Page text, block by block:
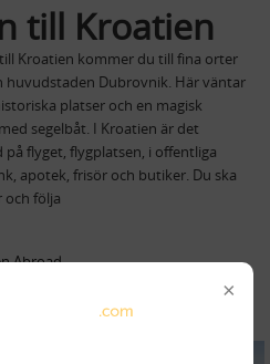
×
till Kroatien
Kroatien kommer du till fina orter
huvudstaden Dubrovnik. Här väntar
platser och en magisk
segelbåt. I Kroatien är det
flyget, flygplatsen, i offentliga
apotek, frisör och butiker. Du ska
och följa
Abroad